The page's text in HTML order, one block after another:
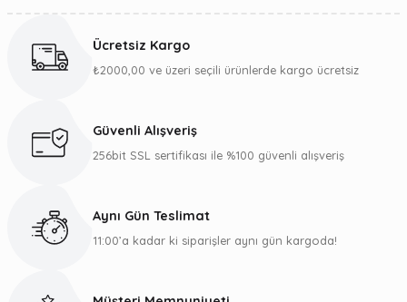
Ücretsiz Kargo
₺2000,00 ve üzeri seçili ürünlerde kargo ücretsiz
Güvenli Alışveriş
256bit SSL sertifikası ile %100 güvenli alışveriş
Aynı Gün Teslimat
11:00’a kadar ki siparişler aynı gün kargoda!